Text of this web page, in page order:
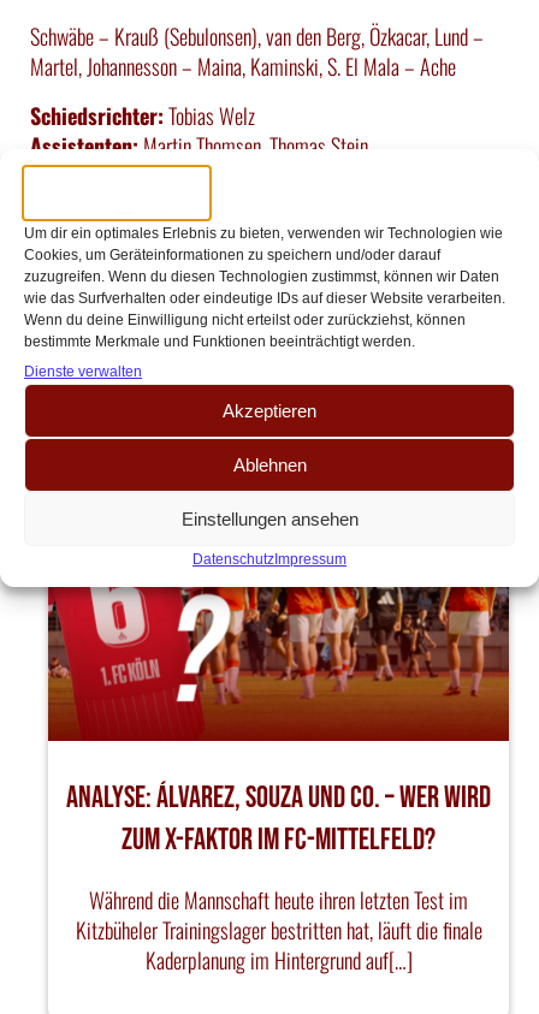
Um dir ein optimales Erlebnis zu bieten, verwenden wir Technologien wie
Cookies, um Geräteinformationen zu speichern und/oder darauf
zuzugreifen. Wenn du diesen Technologien zustimmst, können wir Daten
wie das Surfverhalten oder eindeutige IDs auf dieser Website verarbeiten.
Wenn du deine Einwilligung nicht erteilst oder zurückziehst, können
bestimmte Merkmale und Funktionen beeinträchtigt werden.
Dienste verwalten
Akzeptieren
Ablehnen
Einstellungen ansehen
Datenschutz Impressum
Schwäbe – Krauß (Sebulonsen), van den Berg, Özkacar, Lund –
Martel, Johannesson – Maina, Kaminski, S. El Mala – Ache
Schiedsrichter:Tobias Welz
Assistenten: Martin Thomsen, Thomas Stein
Vierter Offizieller:Max Bruda
VAR-Assistent:Christian Fischer
ANDERE ARTIKEL
Analyse: Álvarez, Souza und Co. – Wer wird
zum X-Faktor im FC-Mittelfeld?
Während die Mannschaft heute ihren letzten Test im
Kitzbüheler Trainingslager bestritten hat, läuft die finale
Kaderplanung im Hintergrund auf[…]